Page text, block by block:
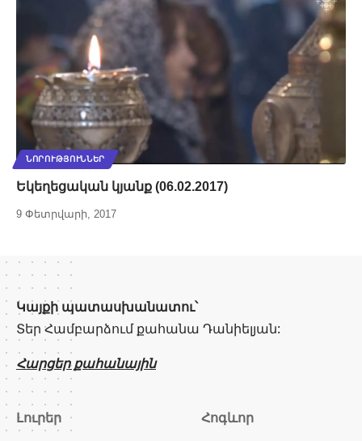
ՆՈՐՈՒԹՅՈՒՆՆԵՐ
Եկեղեցական կյանք (06.02.2017)
9 Փետրվարի, 2017
Կայքի պատասխանատու՝
Տեր Համբարձում քահանա Դանիելյան:
Հարցեր քահանային
Լուրեր Հոգևոր